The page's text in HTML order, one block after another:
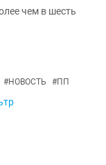
чем в шесть
#НОВОСТЬ #ПП